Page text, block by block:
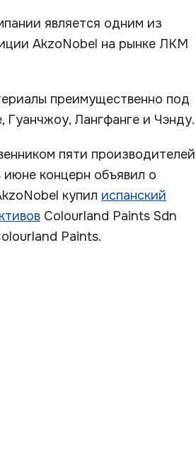
является одним из
AkzoNobel на рынке ЛКМ
преимущественно под
Лангфанге и Чэнду.
пяти производителей
июне концерн объявил о
купил испанский
Colourland Paints Sdn
Paints.